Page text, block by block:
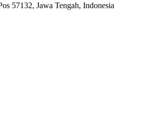
57132, Jawa Tengah, Indonesia